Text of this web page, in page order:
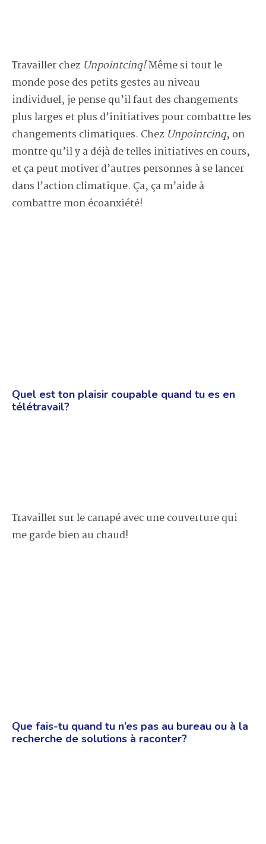
Travailler chez Unpointcinq!Même si tout le
monde pose des petits gestes au niveau
individuel, je pense qu’il faut des changements
plus larges et plus d’initiatives pour combattre les
changements climatiques. Chez Unpointcinq, on
montre qu’il y a déjà de telles initiatives en cours,
et ça peut motiver d’autres personnes à se lancer
dans l’action climatique. Ça, ça m’aide à
combattre mon écoanxiété!
Quel est ton plaisir coupable quand tu es en
télétravail?
Travailler sur le canapé avec une couverture qui
me garde bien au chaud!
Que fais-tu quand tu n’es pas au bureau ou à la
recherche de solutions à raconter?